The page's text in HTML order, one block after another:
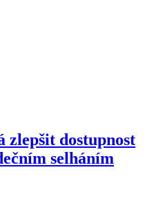
zlepšit dostupnost
selháním